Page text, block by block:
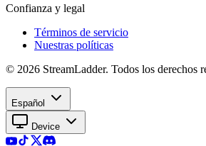
Confianza y legal
Términos de servicio
Nuestras políticas
© 2026 StreamLadder. Todos los derechos
Español
Device